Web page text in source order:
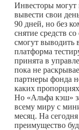
Инвесторы могут
вывести свои
90 дней, но без
снятие средств
смогут выводить
платформа
принята в
пока не
партнеры фонда
каких
Но «Альфа кэш»
всему миру с
месяц. На
преимущество